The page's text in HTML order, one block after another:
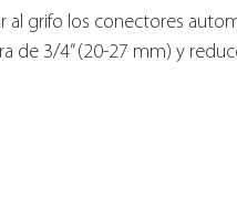
al grifo los conectores
de 3/4” (20-27 mm) y